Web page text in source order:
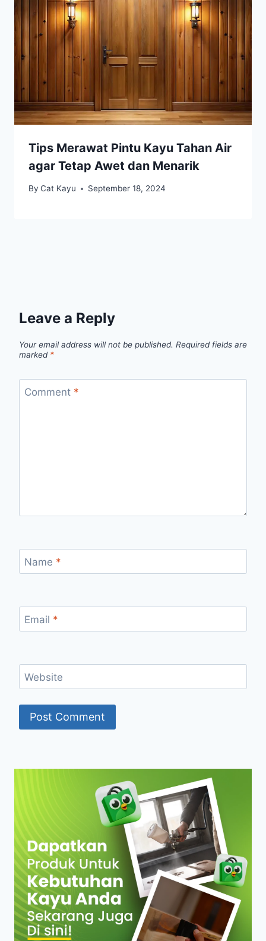
Tips Merawat Pintu Kayu Tahan Air
agar Tetap Awet dan Menarik
By Cat Kayu September 18, 2024
Leave a Reply
Your email address will not be published. Required fields are
marked *
Comment *
Name *
Email *
Website